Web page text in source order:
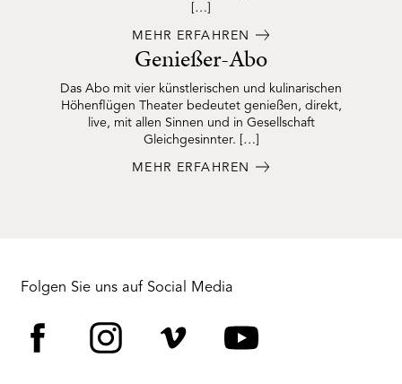
[…]
MEHR ERFAHREN
Genießer-Abo
Das Abo mit vier künstlerischen und kulinarischen
Höhenflügen Theater bedeutet genießen, direkt,
live, mit allen Sinnen und in Gesellschaft
Gleichgesinnter. […]
MEHR ERFAHREN
Folgen Sie uns auf Social Media